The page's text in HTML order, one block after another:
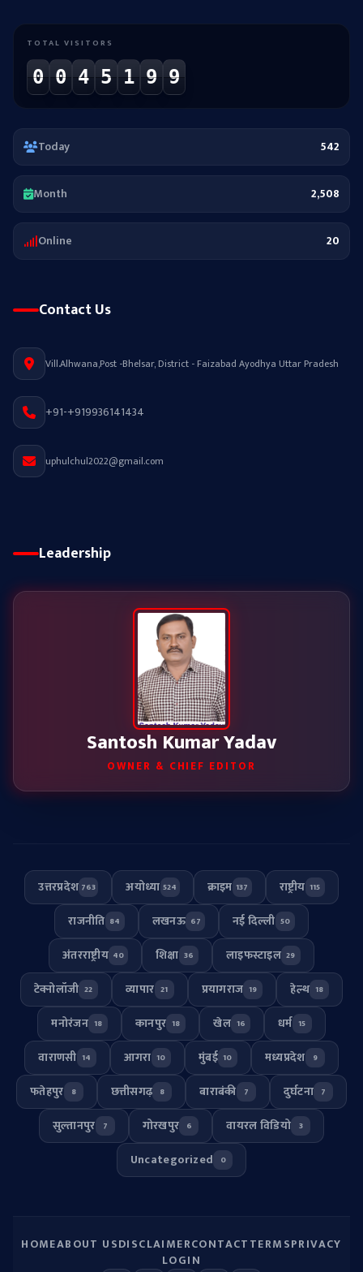
TOTAL VISITORS
0 0 4 5 1 9 9
Today 542
Month 2,508
Online 20
Contact Us
Vill.Alhwana,Post -Bhelsar, District - Faizabad Ayodhya Uttar Pradesh
+91-+919936141434
uphulchul2022@gmail.com
Leadership
Santosh Kumar Yadav
OWNER & CHIEF EDITOR
उत्तरप्रदेश 763 अयोध्या 524 क्राइम 137 राष्ट्रीय 115
राजनीति 84 लखनऊ 67 नई दिल्ली 50
अंतरराष्ट्रीय 40 शिक्षा 36 लाइफस्टाइल 29
टेक्नोलॉजी 22 व्यापार 21 प्रयागराज 19 हेल्थ 18
मनोरंजन 18 कानपुर 18 खेल 16 धर्म 15
वाराणसी 14 आगरा 10 मुंबई 10 मध्यप्रदेश 9
फतेहपुर 8 छत्तीसगढ़ 8 बाराबंकी 7 दुर्घटना 7
सुल्तानपुर 7 गोरखपुर 6 वायरल विडियो 3
Uncategorized 0
HOMEABOUT USDISCLAIMERCONTACTTERMSPRIVACY
LOGIN